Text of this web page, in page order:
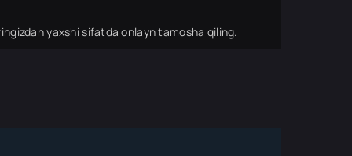
yaxshi sifatda onlayn tamosha qiling.